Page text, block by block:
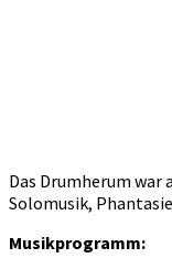
Das Drumherum war
Solomusik, Phantasie
Musikprogramm: